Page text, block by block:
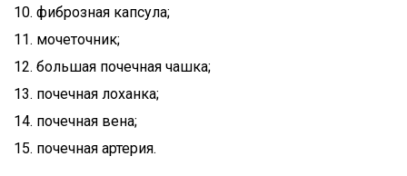
фиброзная капсула;
мочеточник;
большая почечная чашка;
почечная лоханка;
почечная вена;
почечная артерия.